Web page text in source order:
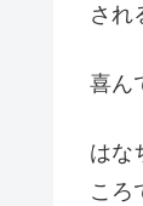
され
喜ん
はな
ころ